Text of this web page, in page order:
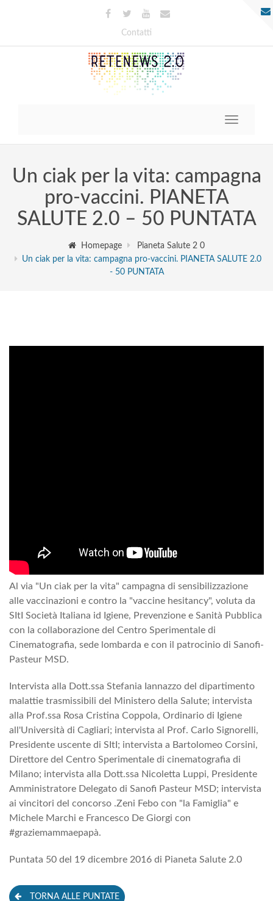
Contatti
Toggle
Un ciak per la vita: campagna
pro-vaccini. PIANETA
SALUTE 2.0 – 50 PUNTATA
Homepage
Pianeta Salute 2 0
Un ciak per la vita: campagna pro-vaccini. PIANETA SALUTE 2.0
- 50 PUNTATA
Al via "Un ciak per la vita" campagna di sensibilizzazione
alle vaccinazioni e contro la "vaccine hesitancy", voluta da
SItI Società Italiana id Igiene, Prevenzione e Sanità Pubblica
con la collaborazione del Centro Sperimentale di
Cinematografia, sede lombarda e con il patrocinio di Sanofi-
Pasteur MSD.
Intervista alla Dott.ssa Stefania Iannazzo del dipartimento
malattie trasmissibili del Ministero della Salute; intervista
alla Prof.ssa Rosa Cristina Coppola, Ordinario di Igiene
all'Università di Cagliari; intervista al Prof. Carlo Signorelli,
Presidente uscente di SItI; intervista a Bartolomeo Corsini,
Direttore del Centro Sperimentale di cinematografia di
Milano; intervista alla Dott.ssa Nicoletta Luppi, Presidente
Amministratore Delegato di Sanofi Pasteur MSD; intervista
ai vincitori del concorso .Zeni Febo con "la Famiglia" e
Michele Marchi e Francesco De Giorgi con
#graziemammaepapà.
Puntata 50 del 19 dicembre 2016 di Pianeta Salute 2.0
TORNA ALLE PUNTATE